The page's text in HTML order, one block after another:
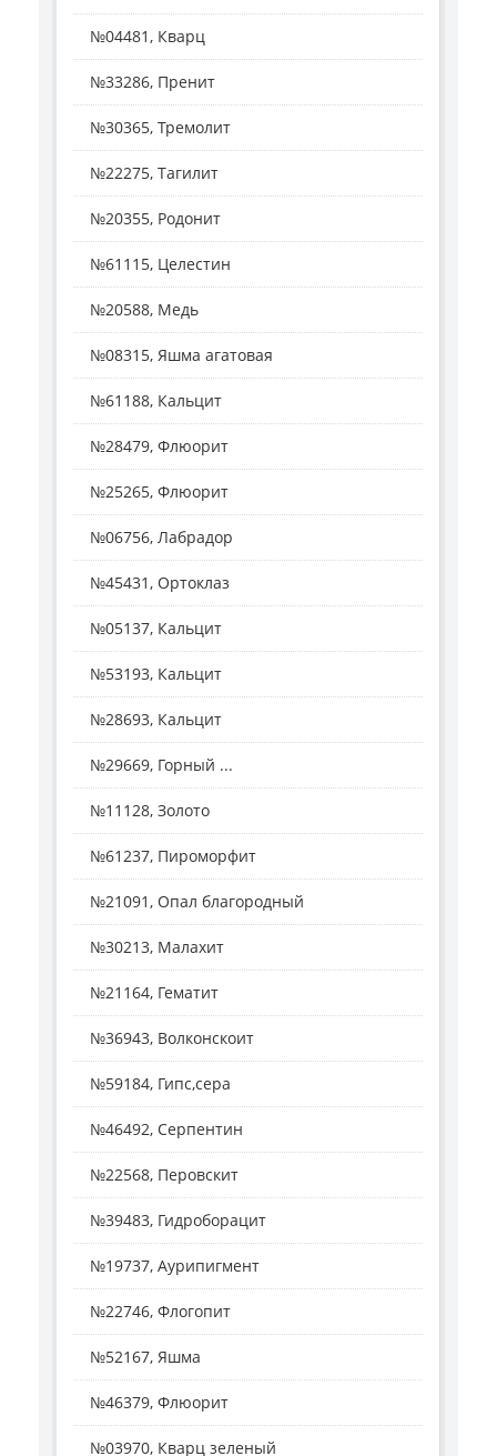
№04481, Кварц
№33286, Пренит
№30365, Тремолит
№22275, Тагилит
№20355, Родонит
№61115, Целестин
№20588, Медь
№08315, Яшма агатовая
№61188, Кальцит
№28479, Флюорит
№25265, Флюорит
№06756, Лабрадор
№45431, Ортоклаз
№05137, Кальцит
№53193, Кальцит
№28693, Кальцит
№29669, Горный ...
№11128, Золото
№61237, Пироморфит
№21091, Опал благородный
№30213, Малахит
№21164, Гематит
№36943, Волконскоит
№59184, Гипс,сера
№46492, Серпентин
№22568, Перовскит
№39483, Гидроборацит
№19737, Аурипигмент
№22746, Флогопит
№52167, Яшма
№46379, Флюорит
№03970, Кварц зеленый